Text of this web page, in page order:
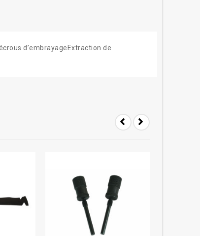
d’embrayageExtraction de